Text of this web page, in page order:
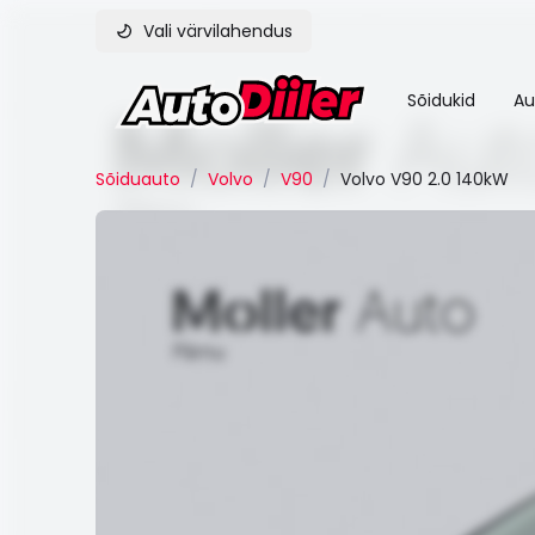
Vali värvilahendus
Sõidukid
Sõiduauto / Volvo / V90 / Volvo V90 2.0 140kW